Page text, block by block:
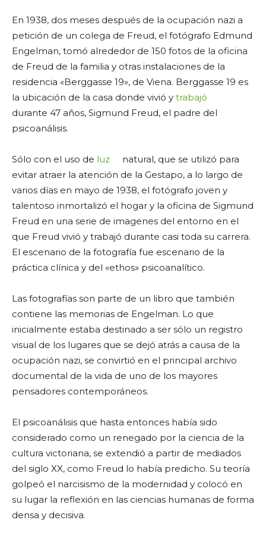
En 1938, dos meses después de la ocupación nazi a
petición de un colega de Freud, el fotógrafo Edmund
Engelman, tomó alrededor de 150 fotos de la oficina
de Freud de la familia y otras instalaciones de la
residencia «Berggasse 19», de Viena. Berggasse 19 es
la ubicación de la casa donde vivió y trabajó
durante 47 años, Sigmund Freud, el padre del
psicoanálisis.
Sólo con el uso de luz
natural, que se utilizó para
evitar atraer la atención de la Gestapo, a lo largo de
varios días en mayo de 1938, el fotógrafo joven y
talentoso inmortalizó el hogar y la oficina de Sigmund
Freud en una serie de imagenes del entorno en el
que Freud vivió y trabajó durante casi toda su carrera.
El escenario de la fotografía fue escenario de la
práctica clínica y del «ethos» psicoanalítico.
Las fotografías son parte de un libro que también
contiene las memorias de Engelman. Lo que
inicialmente estaba destinado a ser sólo un registro
visual de los lugares que se dejó atrás a causa de la
ocupación nazi, se convirtió en el principal archivo
documental de la vida de uno de los mayores
pensadores contemporáneos.
El psicoanálisis que hasta entonces había sido
considerado como un renegado por la ciencia de la
cultura victoriana, se extendió a partir de mediados
del siglo XX, como Freud lo había predicho. Su teoría
golpeó el narcisismo de la modernidad y colocó en
su lugar la reflexión en las ciencias humanas de forma
densa y decisiva.